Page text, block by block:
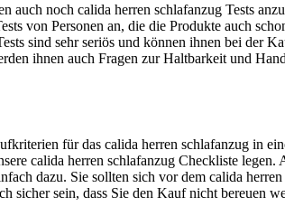
noch calida herren schlafanzug Tests
von Personen an, die die Produkte auch
sind sehr seriös und können ihnen bei der
ihnen auch Fragen zur Haltbarkeit und
für das calida herren schlafanzug in
calida herren schlafanzug Checkliste
dazu. Sie sollten sich vor dem calida
sicher sein, dass Sie den Kauf nicht bereuen